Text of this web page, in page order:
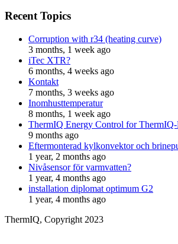
Recent Topics
Corruption with r34 (heating curve)
3 months, 1 week ago
iTec XTR?
6 months, 4 weeks ago
Kontakt
7 months, 3 weeks ago
Inomhusttemperatur
8 months, 1 week ago
ThermIQ Energy Control for
9 months ago
Eftermonterad kylkonvektor och
1 year, 2 months ago
Nivåsensor för varmvatten?
1 year, 4 months ago
installation diplomat optimum G2
1 year, 4 months ago
ThermIQ, Copyright 2023